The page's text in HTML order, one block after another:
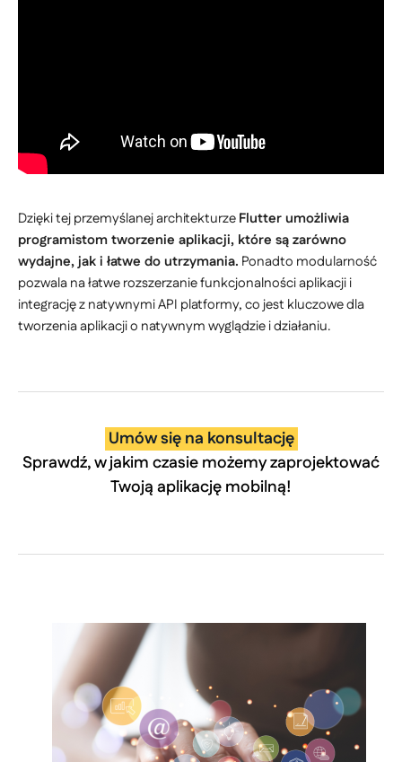
Dzięki tej przemyślanej architekturzeFlutter umożliwia
programistom tworzenie aplikacji, które są zarówno
wydajne, jak i łatwe do utrzymania. Ponadto modularność
pozwala na łatwe rozszerzanie funkcjonalności aplikacji i
integrację z natywnymi API platformy, co jest kluczowe dla
tworzenia aplikacji o natywnym wyglądzie i działaniu.
Umów się na konsultację
Sprawdź, w jakim czasie możemy zaprojektować
Twoją aplikację mobilną!